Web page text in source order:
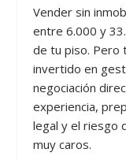
Vender sin
entre 6.000 y
de tu piso. Pero
invertido en
negociación
experiencia,
legal y el riesgo
muy caros.